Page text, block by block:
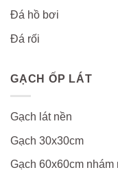
Đá hồ bơi
Đá rối
GẠCH ỐP LÁT
Gạch lát nền
Gạch 30x30cm
Gạch 60x60cm nhám